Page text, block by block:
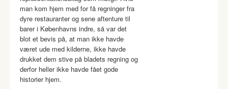
man kom hjem med for få regninger fra
dyre restauranter og sene aftenture til
barer i Københavns indre, så var det
blot et bevis på, at man ikke havde
været ude med kilderne, ikke havde
drukket dem stive på bladets regning og
derfor heller ikke havde fået gode
historier hjem.